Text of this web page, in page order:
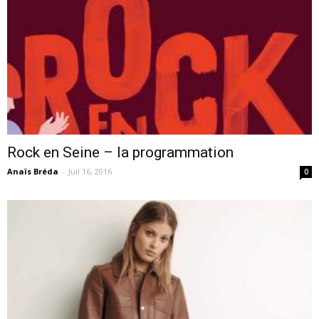
cinéma
internet
Rock en Seine – la programmation
Anaïs Bréda - Juil 16, 2016 0